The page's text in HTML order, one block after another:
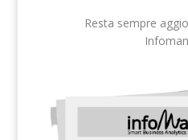
Resta sempre